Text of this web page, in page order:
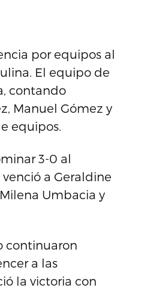
por equipos al
El equipo de
contando
Manuel Gómez y
equipos.
3-0 al
a Geraldine
Umbacia y
continuaron
a las
la victoria con